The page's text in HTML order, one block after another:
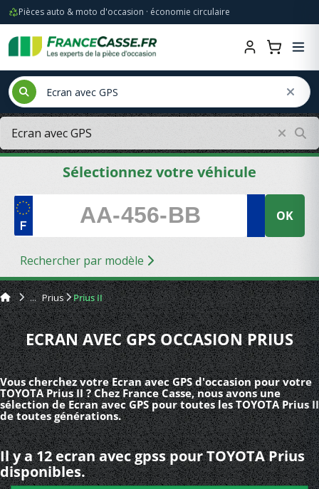
Pièces auto & moto d'occasion · économie circulaire
Sélectionnez votre véhicule
OK
Rechercher par modèle
Prius Prius II
ECRAN AVEC GPS OCCASION PRIUS
Vous cherchez votre Ecran avec GPS d'occasion pour votre
TOYOTA Prius II ? Chez France Casse, nous avons une
sélection de Ecran avec GPS pour toutes les TOYOTA Prius II
de toutes générations.
Il y a 12 ecran avec gpss pour TOYOTA Prius
disponibles.